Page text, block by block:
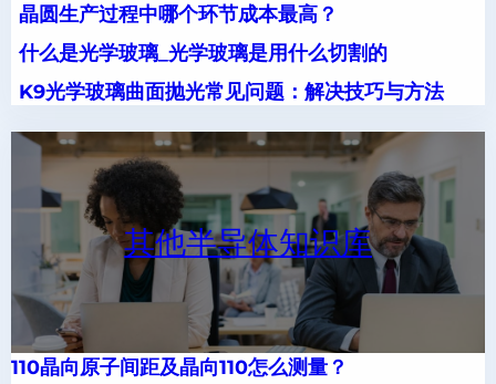
晶圆生产过程中哪个环节成本最高？
什么是光学玻璃_光学玻璃是用什么切割的
K9光学玻璃曲面抛光常见问题：解决技巧与方法
其他半导体知识库
110晶向原子间距及晶向110怎么测量？